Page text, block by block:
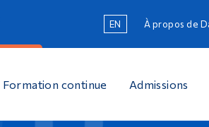
EN À propos de
Formation continue Admissions